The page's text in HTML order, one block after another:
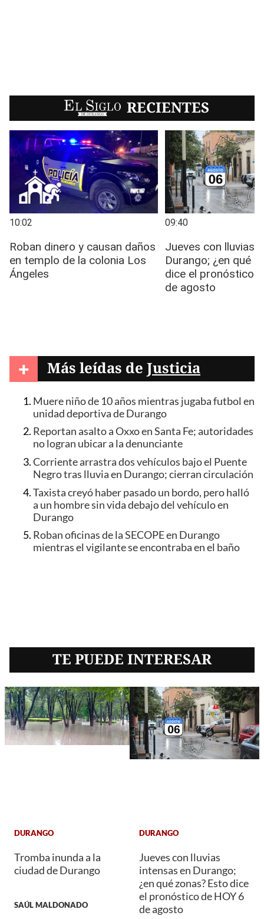
EL SIGLO RECIENTES
+ Más leídas de Justicia
Muere niño de 10 años mientras jugaba futbol en
unidad deportiva de Durango
Reportan asalto a Oxxo en Santa Fe; autoridades
no logran ubicar a la denunciante
Corriente arrastra dos vehículos bajo el Puente
Negro tras lluvia en Durango; cierran circulación
Taxista creyó haber pasado un bordo, pero halló
a un hombre sin vida debajo del vehículo en
Durango
Roban oficinas de la SECOPE en Durango
mientras el vigilante se encontraba en el baño
TE PUEDE INTERESAR
DURANGO
Tromba inunda a la
ciudad de Durango
SAÚL MALDONADO
DURANGO
Jueves con lluvias
intensas en Durango;
¿en qué zonas? Esto dice
el pronóstico de HOY 6
de agosto